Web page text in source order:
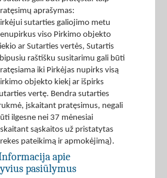
aprašymas:
sutarties galiojimo metu
viso Pirkimo objekto
ar Sutarties vertės, Sutartis
raštišku susitarimu gali būti
iki Pirkėjas nupirks visą
objekto kiekį ar išpirks
vertę. Bendra sutarties
įskaitant pratęsimus, negali
ilgesne nei 37 mėnesiai
sąskaitos už pristatytas
pateikimą ir apmokėjimą).
apie
pasiūlymus